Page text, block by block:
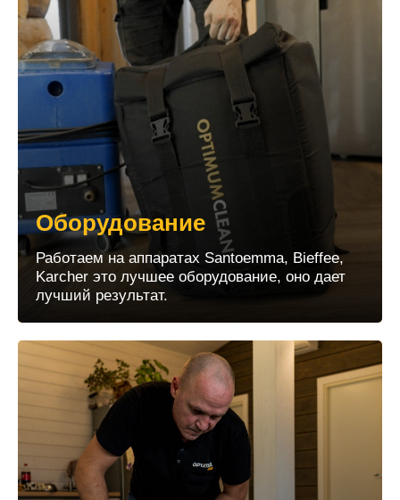
Оборудование
Работаем на аппаратах Santoemma, Bieffee,
Karcher это лучшее оборудование, оно дает
лучший результат.